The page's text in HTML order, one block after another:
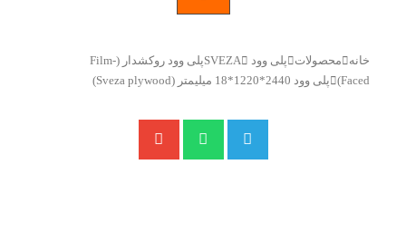
خانه محصولات پلی وود SVEZA
پلی وود روکشدار (Film-
Faced)
پلی وود 2440*1220*18 میلیمتر (Sveza plywood)